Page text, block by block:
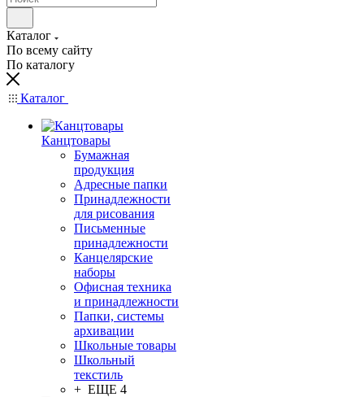
Каталог
По всему сайту
По каталогу
Каталог
Канцтовары
Бумажная
продукция
Адресные папки
Принадлежности
для рисования
Письменные
принадлежности
Канцелярские
наборы
Офисная техника
и принадлежности
Папки, системы
архивации
Школьные товары
Школьный
текстиль
+ ЕЩЕ 4